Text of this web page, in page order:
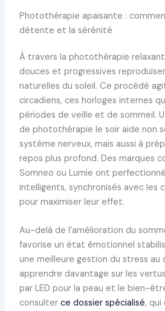
Photothérapie apaisante :
détente et la sérénité
À travers la photothérapie
douces et progressives
naturelles du soleil. Ce procédé
circadiens, ces horloges internes
périodes de veille et de sommeil.
de photothérapie le soir aide non
système nerveux, mais aussi à
repos plus profond. Des marques
Somneo ou Lumie ont
intelligents, synchronisés avec les
pour maximiser leur effet.
Au-delà de l’amélioration du
favorise un état émotionnel
une meilleure gestion du stress au
apprendre davantage sur les
par LED pour la peau et le bien-
consulter ce dossier spécialisé, qui